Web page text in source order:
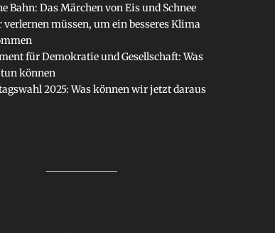
Bahn: Das Märchen von Eis und Schnee
verlernen müssen, um ein besseres Klima
für Demokratie und Gesellschaft: Was
können
2025: Was können wir jetzt daraus